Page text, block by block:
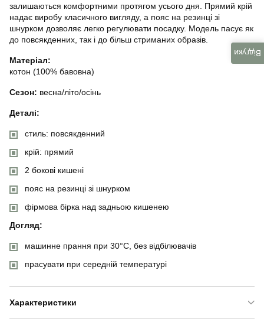
залишаються комфортними протягом усього дня. Прямий крій
надає виробу класичного вигляду, а пояс на резинці зі
шнурком дозволяє легко регулювати посадку. Модель пасує як
до повсякденних, так і до більш стриманих образів.
Матеріал:
котон (100% бавовна)
Сезон: весна/літо/осінь
Деталі:
стиль: повсякденний
крій: прямий
2 бокові кишені
пояс на резинці зі шнурком
фірмова бірка над задньою кишенею
Догляд:
машинне прання при 30°C, без відбілювачів
прасувати при середній температурі
Характеристики
Відгуки